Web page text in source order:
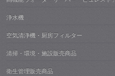
浄水機
空気清浄機・厨房フィルター
清掃・環境・施設販売商品
衛生管理販売商品